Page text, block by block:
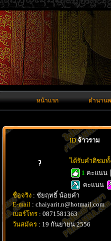
หน้าแรก ตำนาน
ID จ้าวราม
ได้รับคำติชม
1 คะแนน
คะแนน
ชื่อจริง : ชัยฤทธิ์ น้อยคำ
E-mail : chaiyarit.n@hotmail.com
เบอร์โทร : 0871581363
วันสมัคร : 19 กันยายน 2556